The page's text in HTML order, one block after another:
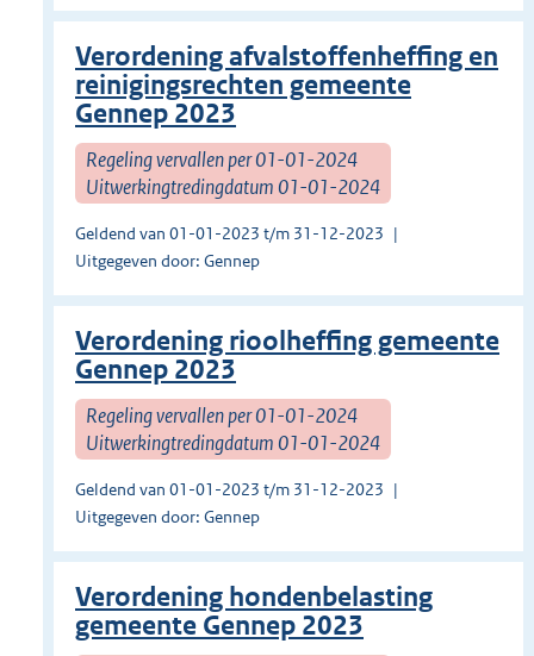
Verordening afvalstoffenheffing en
reinigingsrechten gemeente
Gennep 2023
Regeling vervallen per 01-01-2024
Uitwerkingtredingdatum 01-01-2024
Geldend van 01-01-2023 t/m 31-12-2023
Uitgegeven door: Gennep
Verordening rioolheffing gemeente
Gennep 2023
Regeling vervallen per 01-01-2024
Uitwerkingtredingdatum 01-01-2024
Geldend van 01-01-2023 t/m 31-12-2023
Uitgegeven door: Gennep
Verordening hondenbelasting
gemeente Gennep 2023